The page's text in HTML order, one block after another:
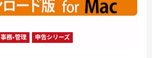
事務・管理 申告シリーズ